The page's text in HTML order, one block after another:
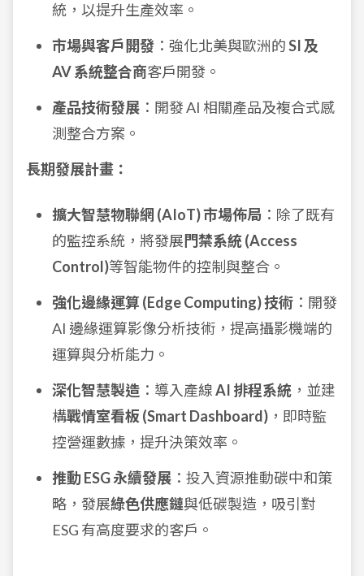
統，以提升生產效率。
市場與客戶開發 ：強化北美與歐洲的SI 及
AV 系統整合商客戶開發。
產品技術發展 ：開發 AI 相關產品及複合式感
測整合方案。
長期發展計畫：
擴大智慧物聯網 (AIoT) 市場佈局 ：除了既有
的監控系統，將發展 門禁系統 (Access
Control)等智能物件的控制與整合。
強化邊緣運算 (Edge Computing) 技術 ：開發
AI 邊緣運算影像分析技術，提高攝影機端的
運算與分析能力。
深化智慧製造 ：導入產線AI 排程系統 ，並建
構戰情室看板 (Smart Dashboard) ，即時監
控營運數據，提升決策效率。
推動 ESG 永續發展 ：投入資源推動碳中和策
略，發展綠色供應鏈與低碳製造，吸引對
ESG 有高度要求的客戶。